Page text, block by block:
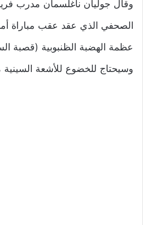
وقال جوليان ناغلسمان مدرب
الصحفي الذي عقد عقب مباراة
عظمة الهضبة الظنبوبية (قصبة
وسيحتاج للخضوع للأشعة